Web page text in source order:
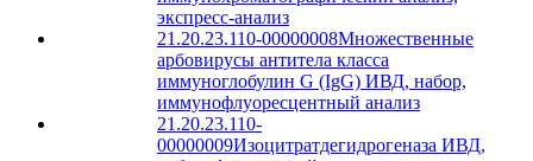
экспресс-анализ
21.20.23.110-00000008Множественные
арбовирусы антитела класса
иммуноглобулин G (IgG) ИВД, набор,
иммунофлуоресцентный анализ
21.20.23.110-
00000009Изоцитратдегидрогеназа ИВД,